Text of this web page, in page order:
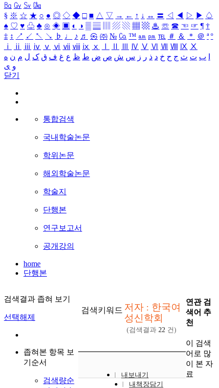
㏃ ㏉ ㏜ ㏆
§ ※ ☆ ★ ○ ● ◎ ◇ ◆ □ ■ △ ▽ → ← ↑ ↓ ↔ 〓 ◁ ◀ ▷ ▶ ♤
♠ ♡ ♥ ♧ ♣ ⊙ ◈ ▣ ◐ ◑ ▒ ▤ ▨ ▧ ▦ ▩ ♨ ☏ ☎ ☜ ☞ ¶ †
‡ ↕ ↗ ↙ ↖ ↘ ♭ ♩ ♪ ♬ ㉿ ㈜ № ㏇ ™ ㏂ ㏘ ℡ ＃ ＆ ＊ ＠ ª º
ⅰ
ⅱ ⅲ ⅳ ⅴ ⅵ ⅶ ⅷ ⅸ ⅹ Ⅳ Ⅴ Ⅵ Ⅶ Ⅷ Ⅸ Ⅹ
ب ت ث ج ح خ د ذ ر ز س ش ص ض ط ظ ع غ ف ق ک ل م ن ه
و ی
닫기
통합검색
국내학술논문
학위논문
해외학술논문
학술지
단행본
연구보고서
공개강의
home
단행본
검색결과 좁혀 보기
선택해제
좁혀본 항목 보
기순서
검색량순
검색키워드 저자 : 한국여
성신학회
(검색결과 22 건)
내보내기
내책장담기
연관 검
색어 추
천
이 검색
어로 많
이 본 자
료